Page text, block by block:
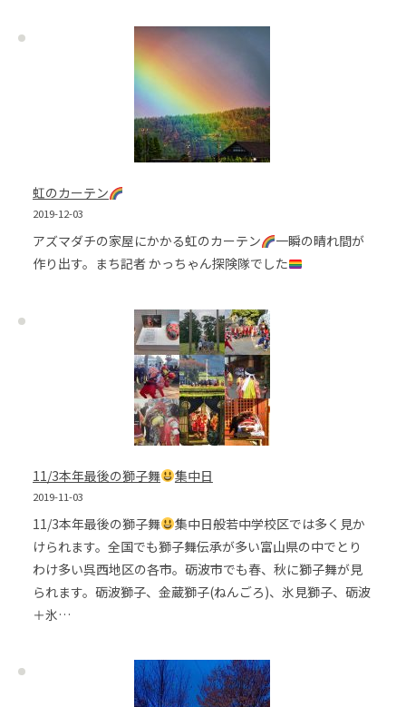
虹のカーテン
2019-12-03
アズマダチの家屋にかかる虹のカーテン
一瞬の晴れ間が
作り出す。まち記者 かっちゃん探険隊でした
11/3本年最後の獅子舞 集中日
2019-11-03
11/3本年最後の獅子舞
集中日般若中学校区では多く見か
けられます。全国でも獅子舞伝承が多い富山県の中でとり
わけ多い呉西地区の各市。砺波市でも春、秋に獅子舞が見
られます。砺波獅子、金蔵獅子(ねんごろ)、氷見獅子、砺波
＋氷…